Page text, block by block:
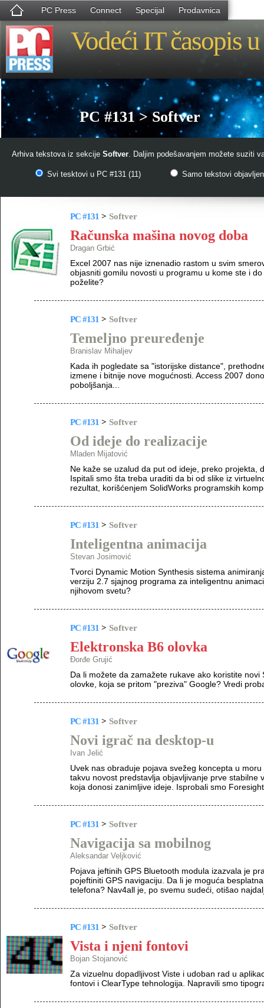
PC Press Connect Specijal Prodavnica
Vodeći IT časopis
PC #131 > Softver
Arhiva tekstova iz sekcije Softver. Daljim podešavanjem možete suziti
Svi tesktovi u PC #131 (11) Samo tekstovi
PC #131 > Softver
Računska mašina novog doba
Dragan Grbić
Excel 2007 nas nije iznenadio rastom u svim
objasniti gomilu novosti u programu u kome ste i
poželite?
PC #131 > Softver
Temeljno preuređenje
Branislav Mihaljev
Kada ih pogledate sa "istorijske distance",
izmene i bitnije nove mogućnosti. Access 2007
poboljšanja...
PC #131 > Softver
Od ideje do realizacije
Mladen Mijatović
Ne kaže se uzalud da put od ideje, preko projekta,
Ispitali smo šta treba uraditi da bi od slike iz
rezultat, korišćenjem SolidWorks programskih
PC #131 > Softver
Inteligentna animacija
Stevan Josimović
Tvorci Dynamic Motion Synthesis sistema
verziju 2.7 sjajnog programa za inteligentnu
njihovom svetu?
PC #131 > Softver
Elektronska B6 olovka
Đorđe Grujić
Da li možete da zamažete rukave ako koristite
olovke, koja se pritom "preziva" Google? Vredi
PC #131 > Softver
Novi igrač na desktop-u
Ivan Jelić
Uvek nas obraduje pojava svežeg koncepta u
takvu novost predstavlja objavljivanje prve stabilne
koja donosi zanimljive ideje. Isprobali smo
PC #131 > Softver
Navigacija sa mobilnog
Aleksandar Veljković
Pojava jeftinih GPS Bluetooth modula izazvala je
pojeftiniti GPS navigaciju. Da li je moguća
telefona? Nav4all je, po svemu sudeći, otišao
PC #131 > Softver
Vista i njeni fontovi
Bojan Stojanović
Za vizuelnu dopadljivost Viste i udoban rad u
fontovi i ClearType tehnologija. Napravili smo